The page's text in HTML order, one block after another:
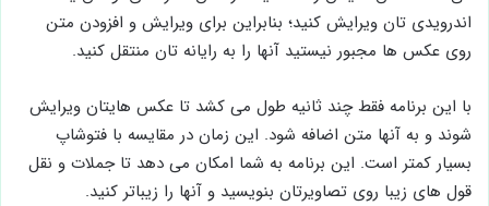
اندرویدی تان ویرایش کنید؛ بنابراین برای ویرایش و افزودن متن
روی عکس ها مجبور نیستید آنها را به رایانه تان منتقل کنید.
با این برنامه فقط چند ثانیه طول می کشد تا عکس هایتان ویرایش
شوند و به آنها متن اضافه شود. این زمان در مقایسه با فتوشاپ
بسیار کمتر است. این برنامه به شما امکان می دهد تا جملات و نقل
قول های زیبا روی تصاویرتان بنویسید و آنها را زیباتر کنید.